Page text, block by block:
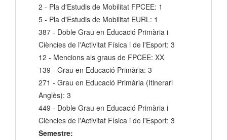
2 - Pla d'Estudis de Mobilitat FPCEE: 1
5 - Pla d'Estudis de Mobilitat EURL: 1
387 - Doble Grau en Educació Primària i
Ciències de l'Activitat Física i de l'Esport: 3
12 - Mencions als graus de FPCEE: XX
139 - Grau en Educació Primària: 3
271 - Grau en Educació Primària (Itinerari
Anglès): 3
449 - Doble Grau en Educació Primària i
Ciències de l'Activitat Física i de l'Esport: 3
Semestre: